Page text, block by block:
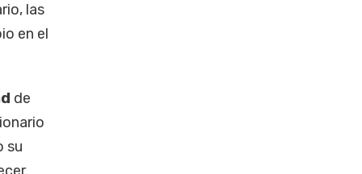
las
en el
de
su